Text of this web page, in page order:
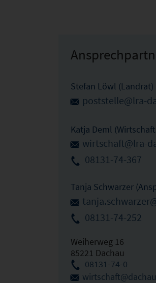
Stefan Löwl (Landrat)
poststelle@lra-
Katja Deml
wirtschaft@lra-
08131-74-367
Tanja Schwarzer
08131-74-252
Weiherweg 16
85221 Dachau
08131-74-0